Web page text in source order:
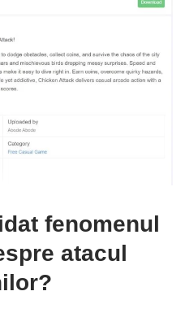
fenomenul
atacul